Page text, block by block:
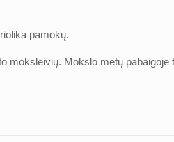
pamokų.
moksleivių. Mokslo metų